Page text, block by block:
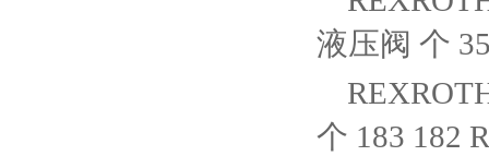
液压阀 个
个 183 182